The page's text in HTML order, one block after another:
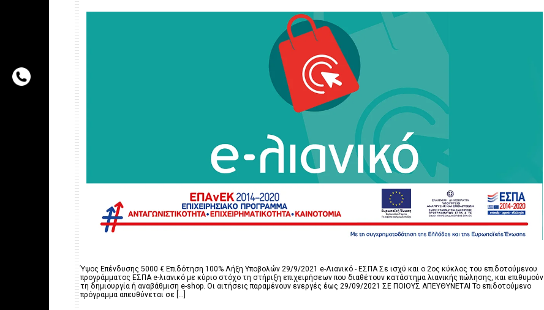
Ύψος Επένδυσης 5000 € Επιδότηση 100% Λήξη Υποβολών 29/9/2021 e-Λιανικό - ΕΣΠΑ Σε ισχύ και ο 2ος κύκλος του επιδοτούμενου
προγράμματος ΕΣΠΑ e-λιανικό με κύριο στόχο τη στήριξη επιχειρήσεων που διαθέτουν κατάστημα λιανικής πώλησης, και επιθυμούν
τη δημιουργία ή αναβάθμιση e-shop. Οι αιτήσεις παραμένουν ενεργές έως 29/09/2021 ΣΕ ΠΟΙΟΥΣ ΑΠΕΥΘΥΝΕΤΑΙ Το επιδοτούμενο
πρόγραμμα απευθύνεται σε [...]